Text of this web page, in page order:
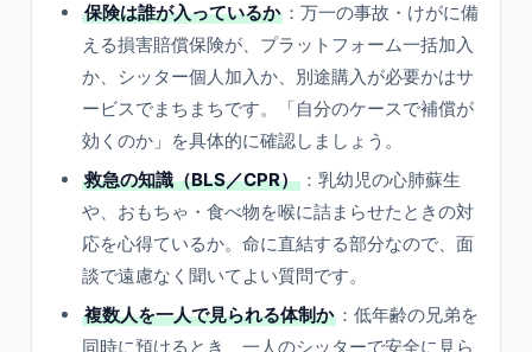
保険は誰が入っているか ：万一の事故・けがに備
える損害賠償保険が、プラットフォーム一括加入
か、シッター個人加入か、別途購入が必要かはサ
ービスでまちまちです。「自分のケースで補償が
効くのか」を具体的に確認しましょう。
救急の知識（BLS／CPR） ：乳幼児の心肺蘇生
や、おもちゃ・食べ物を喉に詰まらせたときの対
応を心得ているか。命に直結する部分なので、面
談で遠慮なく聞いてよい質問です。
複数人を一人で見られる体制か ：低年齢の兄弟を
同時に預けるとき、一人のシッターで安全に見ら